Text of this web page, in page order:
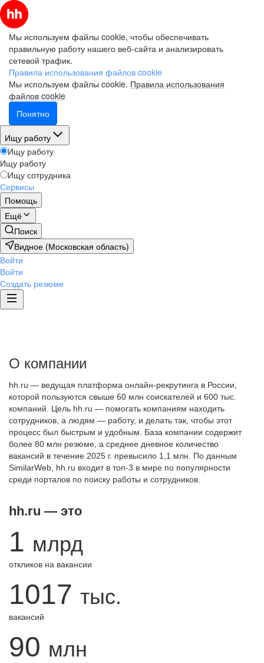
Мы используем файлы cookie, чтобы обеспечивать
правильную работу нашего веб-сайта и анализировать
сетевой трафик.
Правила использования файлов cookie
Мы используем файлы cookie. Правила использования
файлов cookie
Понятно
Ищу работу
Ищу работу
Ищу работу
Ищу сотрудника
Сервисы
Помощь
Ещё
Поиск
Видное (Московская область)
Войти
Войти
Создать резюме
О компании
hh.ru — ведущая платформа онлайн-рекрутинга в России,
которой пользуются свыше 60 млн соискателей и 600 тыс.
компаний. Цель hh.ru — помогать компаниям находить
сотрудников, а людям — работу, и делать так, чтобы этот
процесс был быстрым и удобным. База компании содержит
более 80 млн резюме, а среднее дневное количество
вакансий в течение 2025 г. превысило 1,1 млн. По данным
SimilarWeb, hh.ru входит в топ-3 в мире по популярности
среди порталов по поиску работы и сотрудников.
hh.ru — это
1 млрд
откликов на вакансии
1017 тыс.
вакансий
90 млн